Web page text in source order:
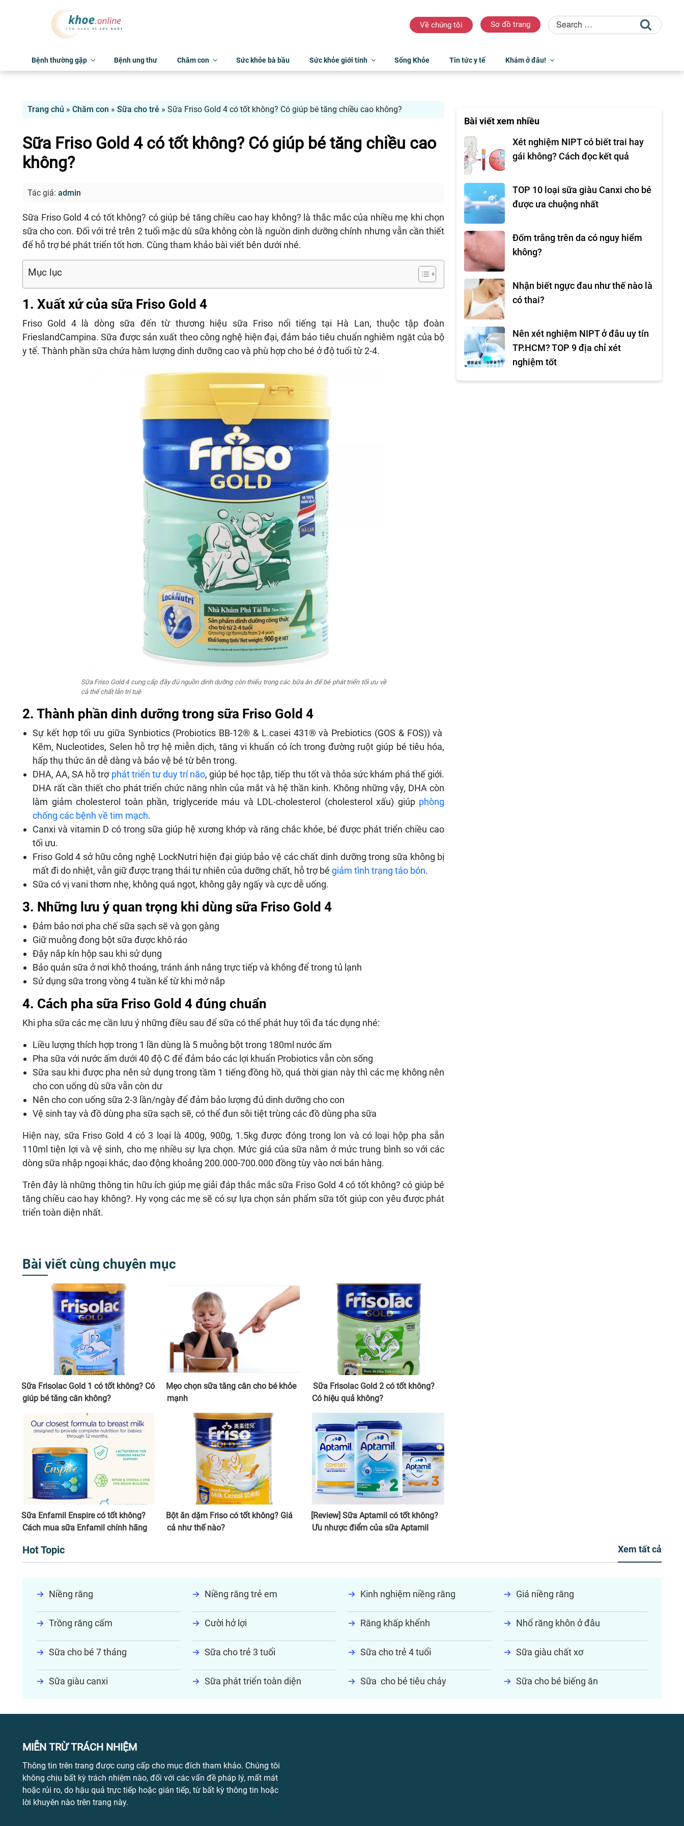
Về chúng tôi Sơ đồ trang
Bệnh thường gặp Bệnh ung thư Chăm con Sức khỏe bà bầu Sức khỏe giới tính Sống Khỏe Tin tức y tế Khám ở đâu!
Trang chủ » Chăm con » Sữa cho trẻ » Sữa Friso Gold 4 có tốt không? Có giúp bé tăng chiều cao không?
Sữa Friso Gold 4 có tốt không? Có giúp bé tăng chiều cao
không?
Tác giả: admin
Sữa Friso Gold 4 có tốt không? có giúp bé tăng chiều cao hay không? là thắc mắc của nhiều mẹ khi chọn
sữa cho con. Đối với trẻ trên 2 tuổi mặc dù sữa không còn là nguồn dinh dưỡng chính nhưng vẫn cần thiết
để hỗ trợ bé phát triển tốt hơn. Cùng tham khảo bài viết bên dưới nhé.
Mục lục
1. Xuất xứ của sữa Friso Gold 4
Friso Gold 4 là dòng sữa đến từ thương hiệu sữa Friso nổi tiếng tại Hà Lan, thuộc tập đoàn
FrieslandCampina. Sữa được sản xuất theo công nghệ hiện đại, đảm bảo tiêu chuẩn nghiêm ngặt của bộ
y tế. Thành phần sữa chứa hàm lượng dinh dưỡng cao và phù hợp cho bé ở độ tuổi từ 2-4.
Sữa Friso Gold 4 cung cấp đầy đủ nguồn dinh dưỡng còn thiếu trong các bữa ăn để bé phát triển tối ưu về
cả thể chất lẫn trí tuệ
2. Thành phần dinh dưỡng trong sữa Friso Gold 4
Sự kết hợp tối ưu giữa Synbiotics (Probiotics BB-12® & L.casei 431® và Prebiotics (GOS & FOS)) và
Kẽm, Nucleotides, Selen hỗ trợ hệ miễn dịch, tăng vi khuẩn có ích trong đường ruột giúp bé tiêu hóa,
hấp thụ thức ăn dễ dàng và bảo vệ bé từ bên trong.
DHA, AA, SA hỗ trợ phát triển tư duy trí não, giúp bé học tập, tiếp thu tốt và thỏa sức khám phá thế giới.
DHA rất cần thiết cho phát triển chức năng nhìn của mắt và hệ thần kinh. Không những vậy, DHA còn
làm giảm cholesterol toàn phần, triglyceride máu và LDL-cholesterol (cholesterol xấu) giúp phòng
chống các bệnh về tim mạch.
Canxi và vitamin D có trong sữa giúp hệ xương khớp và răng chắc khỏe, bé được phát triển chiều cao
tối ưu.
Friso Gold 4 sở hữu công nghệ LockNutri hiện đại giúp bảo vệ các chất dinh dưỡng trong sữa không bị
mất đi do nhiệt, vẫn giữ được trạng thái tự nhiên của dưỡng chất, hỗ trợ bé giảm tình trạng táo bón.
Sữa có vị vani thơm nhẹ, không quá ngọt, không gây ngấy và cực dễ uống.
3. Những lưu ý quan trọng khi dùng sữa Friso Gold 4
Đảm bảo nơi pha chế sữa sạch sẽ và gọn gàng
Giữ muỗng đong bột sữa được khô ráo
Đậy nắp kín hộp sau khi sử dụng
Bảo quản sữa ở nơi khô thoáng, tránh ánh nắng trực tiếp và không để trong tủ lạnh
Sử dụng sữa trong vòng 4 tuần kể từ khi mở nắp
4. Cách pha sữa Friso Gold 4 đúng chuẩn
Khi pha sữa các mẹ cần lưu ý những điều sau để sữa có thể phát huy tối đa tác dụng nhé:
Liều lượng thích hợp trong 1 lần dùng là 5 muỗng bột trong 180ml nước ấm
Pha sữa với nước ấm dưới 40 độ C để đảm bảo các lợi khuẩn Probiotics vẫn còn sống
Sữa sau khi được pha nên sử dụng trong tầm 1 tiếng đồng hồ, quá thời gian này thì các mẹ không nên
cho con uống dù sữa vẫn còn dư
Nên cho con uống sữa 2-3 lần/ngày để đảm bảo lượng đủ dinh dưỡng cho con
Vệ sinh tay và đồ dùng pha sữa sạch sẽ, có thể đun sôi tiệt trùng các đồ dùng pha sữa
Hiện nay, sữa Friso Gold 4 có 3 loại là 400g, 900g, 1.5kg được đóng trong lon và có loại hộp pha sẵn
110ml tiện lợi và vệ sinh, cho mẹ nhiều sự lựa chọn. Mức giá của sữa nằm ở mức trung bình so với các
dòng sữa nhập ngoại khác, dao động khoảng 200.000-700.000 đồng tùy vào nơi bán hàng.
Trên đây là những thông tin hữu ích giúp mẹ giải đáp thắc mắc sữa Friso Gold 4 có tốt không? có giúp bé
tăng chiều cao hay không?. Hy vọng các mẹ sẽ có sự lựa chọn sản phẩm sữa tốt giúp con yêu được phát
triển toàn diện nhất.
Bài viết cùng chuyên mục
Sữa Frisolac Gold 1 có tốt không? Có
giúp bé tăng cân không?
Mẹo chọn sữa tăng cân cho bé khỏe
mạnh
Sữa Frisolac Gold 2 có tốt không?
Có hiệu quả không?
Sữa Enfamil Enspire có tốt không?
Cách mua sữa Enfamil chính hãng
Bột ăn dặm Friso có tốt không? Giá
cả như thế nào?
[Review] Sữa Aptamil có tốt không?
Ưu nhược điểm của sữa Aptamil
Bài viết xem nhiều
Xét nghiệm NIPT có biết trai hay
gái không? Cách đọc kết quả
TOP 10 loại sữa giàu Canxi cho bé
được ưa chuộng nhất
Đốm trắng trên da có nguy hiểm
không?
Nhận biết ngực đau như thế nào là
có thai?
Nên xét nghiệm NIPT ở đâu uy tín
TP.HCM? TOP 9 địa chỉ xét
nghiệm tốt
Hot Topic Xem tất cả
Niềng răng Niềng răng trẻ em Kinh nghiệm niềng răng Giá niềng răng
Trồng răng cấm Cười hở lợi Răng khấp khểnh Nhổ răng khôn ở đâu
Sữa cho bé 7 tháng Sữa cho trẻ 3 tuổi Sữa cho trẻ 4 tuổi Sữa giàu chất xơ
Sữa giàu canxi Sữa phát triển toàn diện Sữa cho bé tiêu chảy Sữa cho bé biếng ăn
MIỄN TRỪ TRÁCH NHIỆM
Thông tin trên trang được cung cấp cho mục đích tham khảo. Chúng tôi
không chịu bất kỳ trách nhiệm nào, đối với các vấn đề pháp lý, mất mát
hoặc rủi ro, do hậu quả trực tiếp hoặc gián tiếp, từ bất kỳ thông tin hoặc
lời khuyên nào trên trang này.